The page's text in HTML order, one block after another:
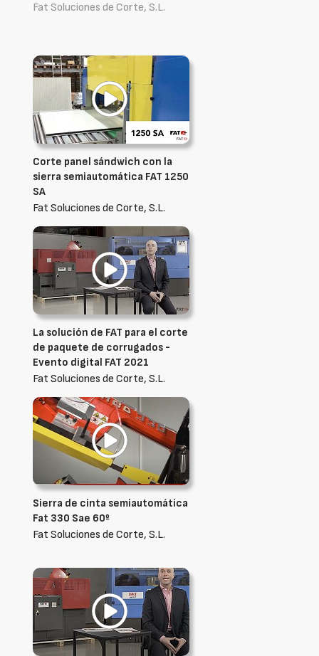
Fat Soluciones de Corte, S.L.
Corte panel sándwich con la
sierra semiautomática FAT 1250
SA
Fat Soluciones de Corte, S.L.
La solución de FAT para el corte
de paquete de corrugados -
Evento digital FAT 2021
Fat Soluciones de Corte, S.L.
Sierra de cinta semiautomática
Fat 330 Sae 60º
Fat Soluciones de Corte, S.L.